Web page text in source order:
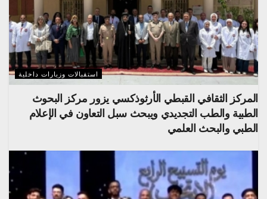
استقبالات وزيارات داخلية
المركز الثقافي القبطي الأرثوذكسي يزور مركز البحوث
الطبية والطب التجديدي ويبحث سبل التعاون في الإعلام
الطبي والبحث العلمي